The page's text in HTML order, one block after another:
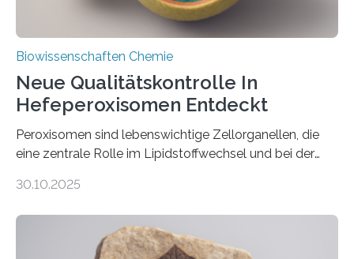
Biowissenschaften Chemie
Neue Qualitätskontrolle In
Hefeperoxisomen Entdeckt
Peroxisomen sind lebenswichtige Zellorganellen, die
eine zentrale Rolle im Lipidstoffwechsel und bei der
erfüllen können, müssen zahlreiche Enzyme präzise in
der Ruhr-Universität Bochum um Prof. Dr. Ralf Erdmann
und Dr. Ismaila Francis Yusuf hat nun einen bislang
30.10.2025